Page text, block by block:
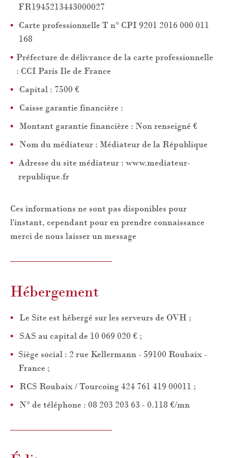
FR1945213443000027
Carte professionnelle T n° CPI 9201 2016 000 011
168
Préfecture de délivrance de la carte professionnelle
: CCI Paris Ile de France
Capital : 7500 €
Caisse garantie financière :
Montant garantie financière : Non renseigné €
Nom du médiateur : Médiateur de la République
Adresse du site médiateur : www.mediateur-
republique.fr
Ces informations ne sont pas disponibles pour
l'instant, cependant pour en prendre connaissance
merci de nous laisser un message
Hébergement
Le Site est hébergé sur les serveurs de OVH ;
SAS au capital de 10 069 020 € ;
Siège social : 2 rue Kellermann - 59100 Roubaix -
France ;
RCS Roubaix / Tourcoing 424 761 419 00011 ;
N° de téléphone : 08 203 203 63 - 0.118 €/mn